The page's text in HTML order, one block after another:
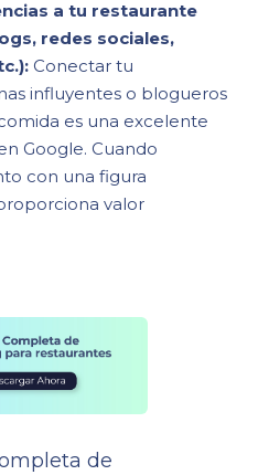
a tu restaurante
redes sociales,
Conectar tu
influyentes o blogueros
es una excelente
Google. Cuando
con una figura
valor
de